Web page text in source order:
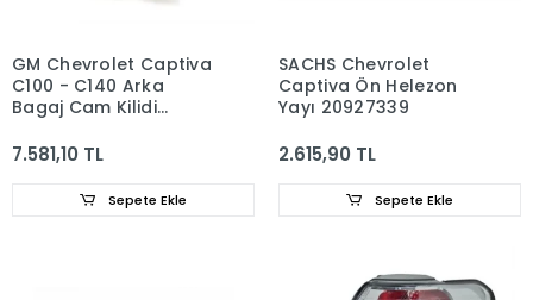
GM Chevrolet Captiva
C100 - C140 Arka
Bagaj Cam Kilidi
7.581,10 TL
Sepete Ekle
SACHS Chevrolet
Captiva Ön Helezon
Yayı 20927339
2.615,90 TL
Sepete Ekle